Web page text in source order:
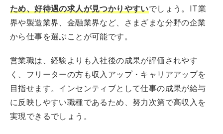
ため、好待遇の求人が見つかりやすいでしょう。IT業
界や製造業界、金融業界など、さまざまな分野の企業
から仕事を選ぶことが可能です。
営業職は、経験よりも入社後の成果が評価されやす
く、フリーターの方も収入アップ・キャリアアップを
目指せます。インセンティブとして仕事の成果が給与
に反映しやすい職種であるため、努力次第で高収入を
実現できるでしょう。